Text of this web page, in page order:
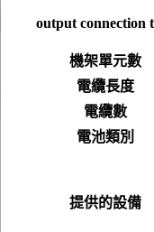
output connection
機架單元數
電纜長度
電纜數
電池類別
提供的設備